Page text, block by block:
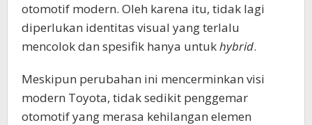
otomotif modern. Oleh karena itu, tidak lagi
diperlukan identitas visual yang terlalu
mencolok dan spesifik hanya untukhybrid.
Meskipun perubahan ini mencerminkan visi
modern Toyota, tidak sedikit penggemar
otomotif yang merasa kehilangan elemen